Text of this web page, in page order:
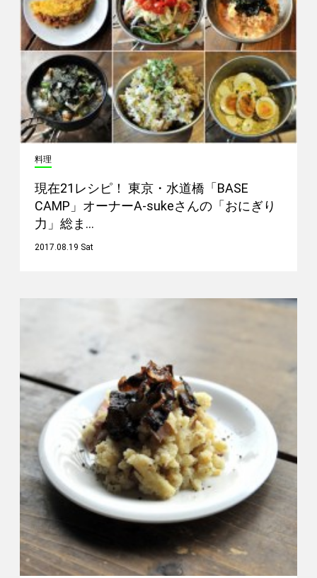
料理
現在21レシピ！ 東京・水道橋「BASE
CAMP」オーナーA-sukeさんの「おにぎり
力」総ま…
2017.08.19 Sat